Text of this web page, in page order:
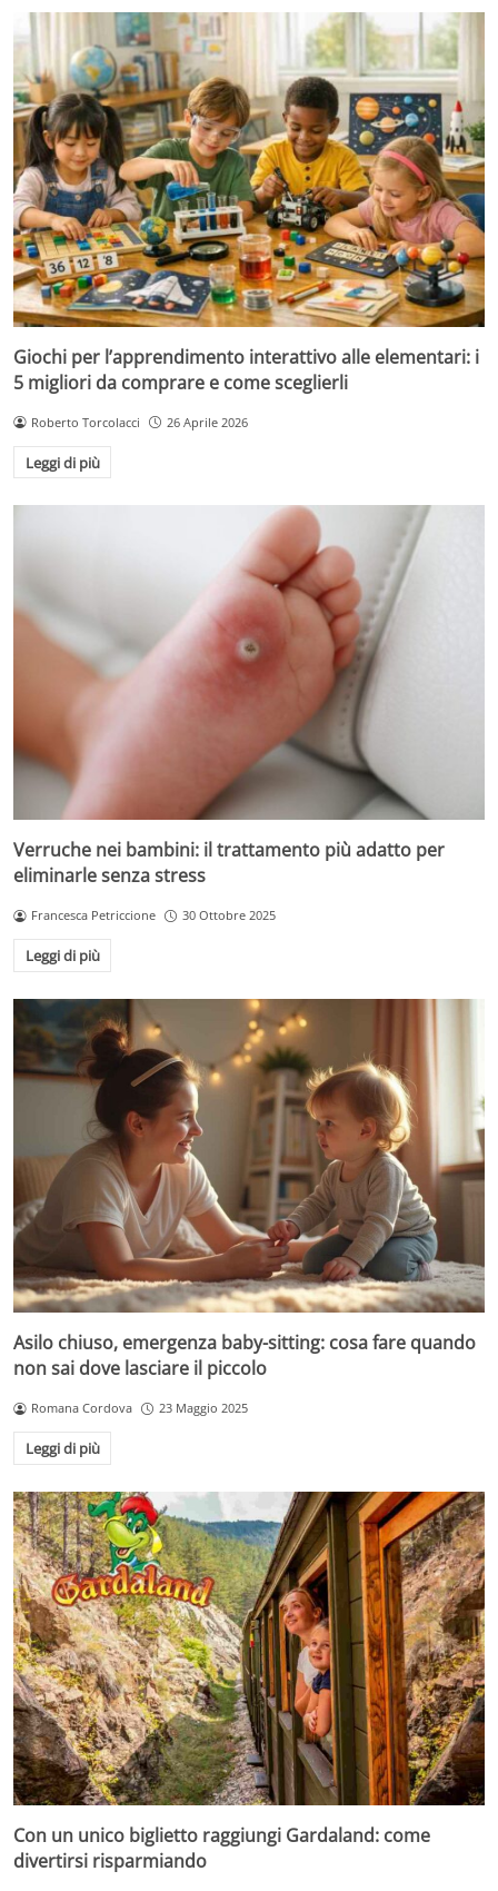
Giochi per l’apprendimento interattivo alle elementari: i
5 migliori da comprare e come sceglierli
Roberto Torcolacci 26 Aprile 2026
Leggi di più
Verruche nei bambini: il trattamento più adatto per
eliminarle senza stress
Francesca Petriccione 30 Ottobre 2025
Leggi di più
Asilo chiuso, emergenza baby-sitting: cosa fare quando
non sai dove lasciare il piccolo
Romana Cordova 23 Maggio 2025
Leggi di più
Con un unico biglietto raggiungi Gardaland: come
divertirsi risparmiando